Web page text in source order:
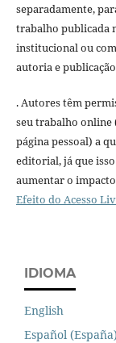
separadamente,
trabalho publicada
institucional ou
autoria e
. Autores têm
seu trabalho online
página pessoal) a
editorial, já que
aumentar o
Efeito do Acesso
IDIOMA
English
Español (España)